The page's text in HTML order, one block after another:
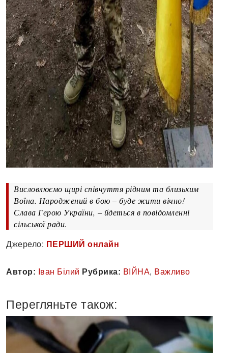
Висловлюємо щирі співчуття рідним та близьким
Воїна. Народжений в бою – буде жити вічно!
Слава Герою України, – йдеться в повідомленні
сільської ради.
Джерело: ПЕРШИЙ онлайн
Автор: Іван Білий Рубрика: ВІЙНА, Важливо
Перегляньте також: